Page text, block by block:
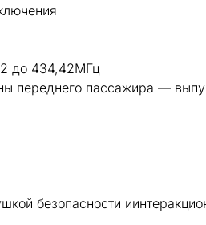
до 434,42МГц
переднего пассажира —
безопасности